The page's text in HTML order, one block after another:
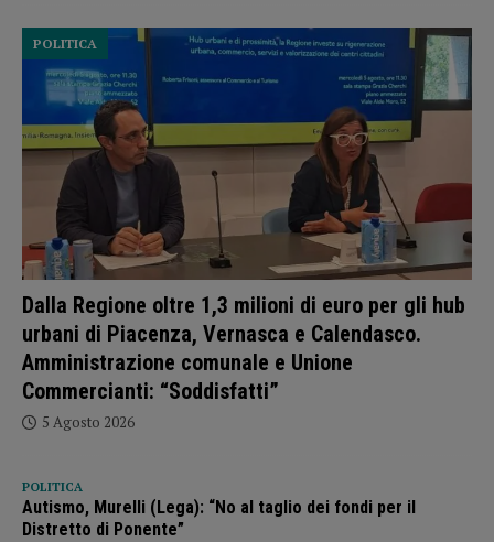
Dalla Regione oltre 1,3 milioni di euro per gli hub
urbani di Piacenza, Vernasca e Calendasco.
Amministrazione comunale e Unione
Commercianti: “Soddisfatti”
POLITICA
5 Agosto 2026
POLITICA
Autismo, Murelli (Lega): “No al taglio dei fondi per il
Distretto di Ponente”